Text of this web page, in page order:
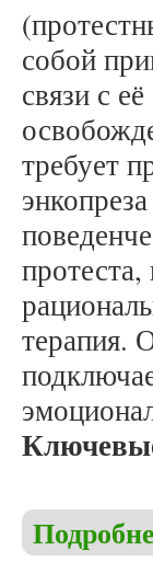
собой
связи с
требует
терапия.